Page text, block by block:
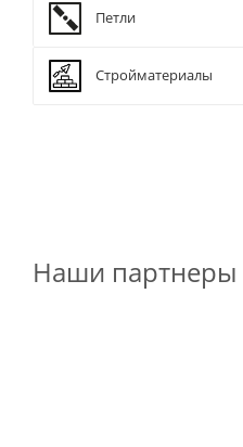
Петли
Стройматериалы
Наши партнеры